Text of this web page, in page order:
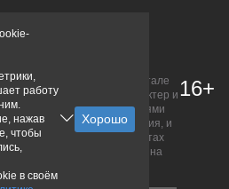
рекламодателей
размещенная на портале
ознакомительный характер и
определяемой положениями
точного и полного описания, и
условия уточняйте на сайтах
Исключительное право на
правообладателям.
16+
работу
нажав
чтобы
в своём